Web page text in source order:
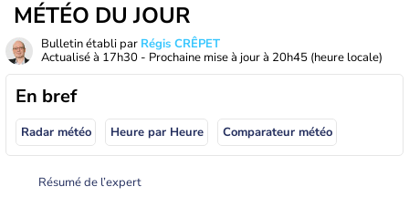
MÉTÉO DU JOUR
Bulletin établi par Régis CRÊPET
Actualisé à 17h30 - Prochaine mise à jour à 20h45 (heure locale)
En bref
Radar météo Heure par Heure Comparateur météo
Résumé de l’expert